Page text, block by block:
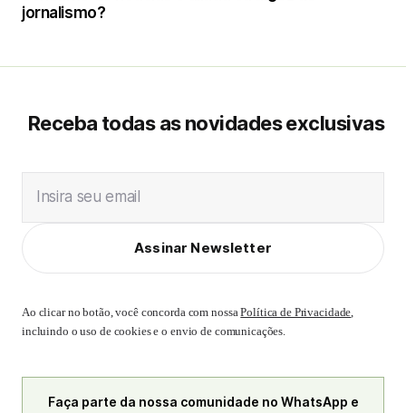
jornalismo?
Receba todas as novidades exclusivas
Insira seu email
Assinar Newsletter
Ao clicar no botão, você concorda com nossaPolítica de Privacidade,
incluindo o uso de cookies e o envio de comunicações.
Faça parte da nossa comunidade no WhatsApp e